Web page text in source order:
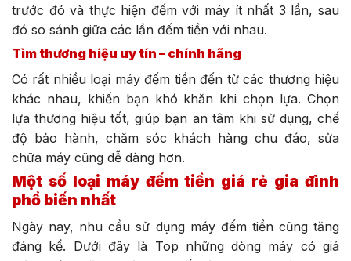
trước đó và thực hiện đếm với máy ít nhất 3 lần, sau
đó so sánh giữa các lần đếm tiền với nhau.
Tìm thương hiệu uy tín – chính hãng
Có rất nhiều loại máy đếm tiền đến từ các thương hiệu
khác nhau, khiến bạn khó khăn khi chọn lựa. Chọn
lựa thương hiệu tốt, giúp bạn an tâm khi sử dụng, chế
độ bảo hành, chăm sóc khách hàng chu đáo, sửa
chữa máy cũng dễ dàng hơn.
Một số loại máy đếm tiền giá rẻ gia đình
phổ biến nhất
Ngày nay, nhu cầu sử dụng máy đếm tiền cũng tăng
đáng kể. Dưới đây là Top những dòng máy có giá